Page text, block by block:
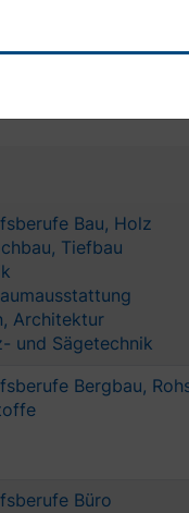
Bau, Holz
Tiefbau
Architektur
und Sägetechnik
Bergbau,
Büro